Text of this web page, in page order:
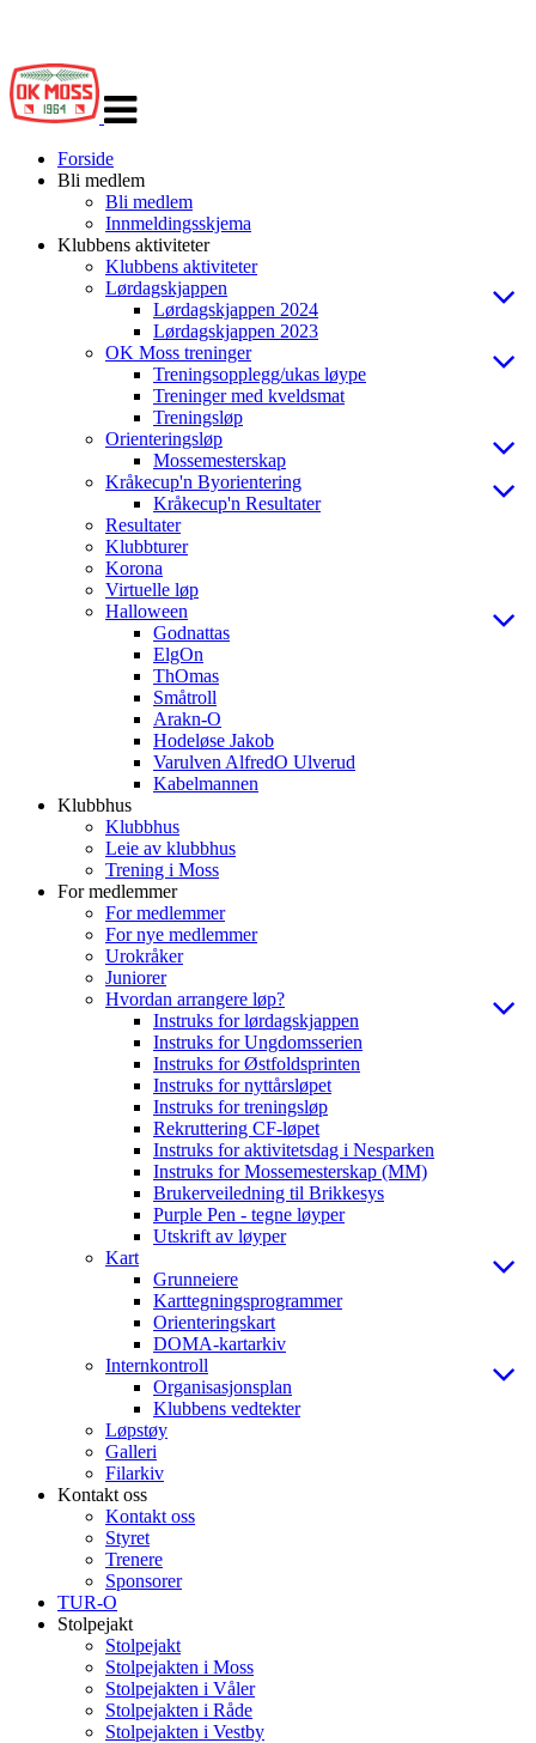
navigasjon
Forside
Bli medlem
Bli medlem
Innmeldingsskjema
Klubbens aktiviteter
Klubbens aktiviteter
Lørdagskjappen
Lørdagskjappen 2024
Lørdagskjappen 2023
OK Moss treninger
Treningsopplegg/ukas løype
Treninger med kveldsmat
Treningsløp
Orienteringsløp
Mossemesterskap
Kråkecup'n Byorientering
Kråkecup'n Resultater
Resultater
Klubbturer
Korona
Virtuelle løp
Halloween
Godnattas
ElgOn
ThOmas
Småtroll
Arakn-O
Hodeløse Jakob
Varulven AlfredO Ulverud
Kabelmannen
Klubbhus
Klubbhus
Leie av klubbhus
Trening i Moss
For medlemmer
For medlemmer
For nye medlemmer
Urokråker
Juniorer
Hvordan arrangere løp?
Instruks for lørdagskjappen
Instruks for Ungdomsserien
Instruks for Østfoldsprinten
Instruks for nyttårsløpet
Instruks for treningsløp
Rekruttering CF-løpet
Instruks for aktivitetsdag i Nesparken
Instruks for Mossemesterskap (MM)
Brukerveiledning til Brikkesys
Purple Pen - tegne løyper
Utskrift av løyper
Kart
Grunneiere
Karttegningsprogrammer
Orienteringskart
DOMA-kartarkiv
Internkontroll
Organisasjonsplan
Klubbens vedtekter
Løpstøy
Galleri
Filarkiv
Kontakt oss
Kontakt oss
Styret
Trenere
Sponsorer
TUR-O
Stolpejakt
Stolpejakt
Stolpejakten i Moss
Stolpejakten i Våler
Stolpejakten i Råde
Stolpejakten i Vestby